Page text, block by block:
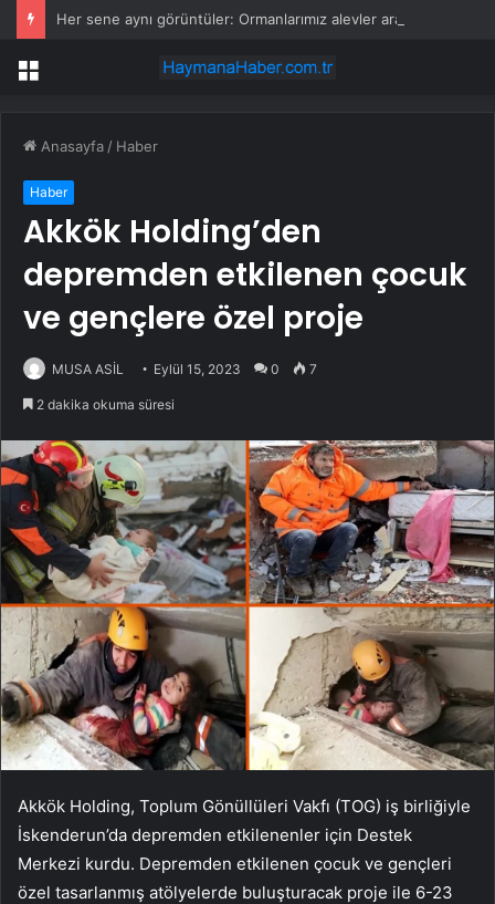
Menü
Anasayfa / Haber
Haber
Akkök Holding’den
depremden etkilenen çocuk
ve gençlere özel proje
MUSA ASİL Eylül 15, 2023 0 7
2 dakika okuma süresi
Akkök Holding, Toplum Gönüllüleri Vakfı (TOG) iş birliğiyle
İskenderun’da depremden etkilenenler için Destek
Merkezi kurdu. Depremden etkilenen çocuk ve gençleri
özel tasarlanmış atölyelerde buluşturacak proje ile 6-23